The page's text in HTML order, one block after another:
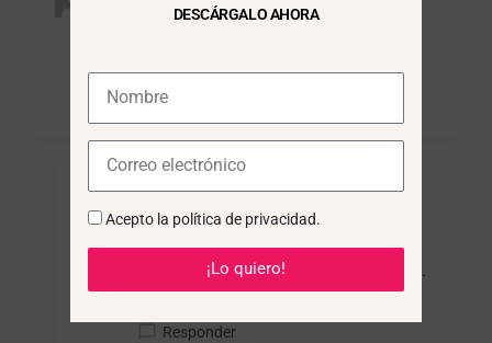
15/05/2023 at 3:18
Responder
veronica
15/05/2023 at 5:57
Hola Karina! Muchas gracias por pasarte
por el Blog. Me alegra que te haya sido útil.
¡Un saludo!
Responder
DESCÁRGALO AHORA
Acepto la política de privacidad.
¡Lo quiero!